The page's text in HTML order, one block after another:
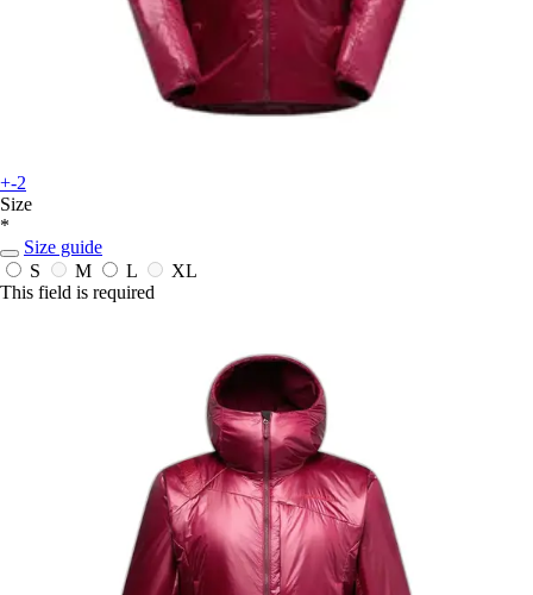
+-2
Size
*
Size guide
S
M L
XL
This field is required